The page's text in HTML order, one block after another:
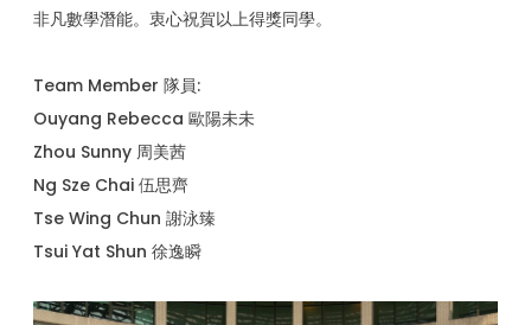
非凡數學潛能。衷心祝賀以上得獎同學。
Team Member 隊員:
Ouyang Rebecca 歐陽未未
Zhou Sunny 周美茜
Ng Sze Chai 伍思齊
Tse Wing Chun 謝泳臻
Tsui Yat Shun 徐逸瞬